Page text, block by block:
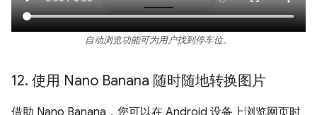
自动浏览功能可为用户找到停车位。
12. 使用 Nano Banana 随时随地转换图片
借助 Nano Banana，您可以在 Android 设备上浏览网页时